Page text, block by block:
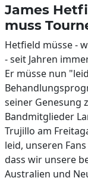
James
muss
Hetfield müsse -
- seit Jahren
Er müsse nun
seiner Genesung
Bandmitglieder
Trujillo am
leid, unseren
dass wir unsere
Australien und